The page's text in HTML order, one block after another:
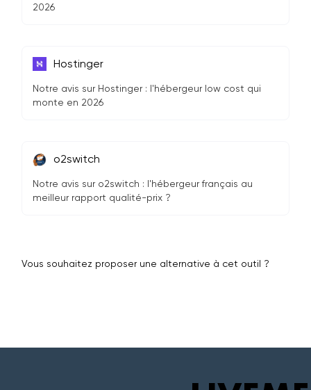
2026
Hostinger
Notre avis sur Hostinger : l'hébergeur low cost qui
monte en 2026
o2switch
Notre avis sur o2switch : l'hébergeur français au
meilleur rapport qualité-prix ?
Vous souhaitez proposer une alternative à cet outil ?